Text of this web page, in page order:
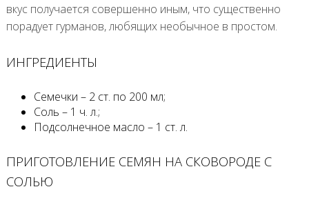
вкус получается совершенно иным, что существенно
порадует гурманов, любящих необычное в простом.
ИНГРЕДИЕНТЫ
Семечки – 2 ст. по 200 мл;
Соль – 1 ч. л.;
Подсолнечное масло – 1 ст. л.
ПРИГОТОВЛЕНИЕ СЕМЯН НА СКОВОРОДЕ С
СОЛЬЮ